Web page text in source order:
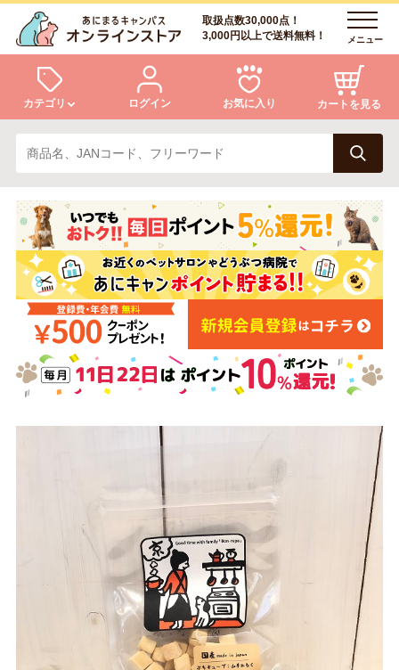
取扱点数30,000点！
3,000円以上で送料無料！
メニュー
カテゴリ
犬 猫
小動物・鳥 アクア・爬虫類・昆虫
ドッグフード キャットフード
美容・ケア用品 服・おさんぽ用品
トリマーグッズ シニアサポート
ログイン お気に入り カートを見る
ログイン
会員登録
あにまるキャンパスについて
アフターサービス
商品リクエスト